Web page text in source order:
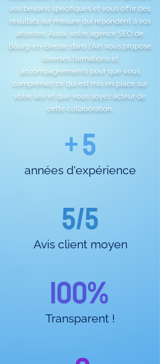
vos besoins spécifiques et vous offrir des
résultats sur mesure qui répondent à vos
attentes. Aussi, votre agence SEO de
Bourg-en-Bresse dans l'Ain vous propose
diverses formations et
accompagnements pour que vous
compreniez ce qui est mis en place sur
votre site et que vous soyez acteur de
cette collaboration.
+ 5
années d'expérience
5/5
Avis client moyen
100%
Transparent !